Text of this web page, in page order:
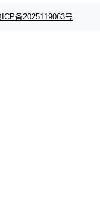
ICP备2025119063号